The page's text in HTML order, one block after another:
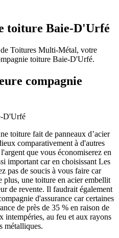
toiture Baie-D'Urfé
Toitures Multi-Métal, votre
toiture Baie-D'Urfé.
compagnie
D'Urfé
toiture fait de panneaux d’acier
comparativement à d'autres
que vous économiserez en
important car en choisissant Les
pas de soucis à vous faire car
une toiture en acier embellit
de revente. Il faudrait également
d'assurance car certaines
de près de 35 % en raison de
intempéries, au feu et aux rayons
métalliques.